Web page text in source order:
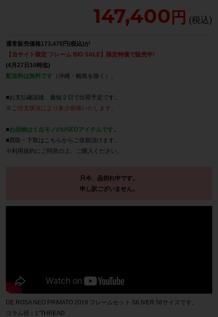
147,400
通常販売価格173,470円(税込)が
【当サイト限定 フレーム BIG SALE】限定特価で販売中!
(4月27日10時迄)
配送料は無料です （沖縄・離島を除く）。
■お支払確認後、最短２日で出荷予定です。
※ ご注文状況により多少前後いたします。
■お品物は１点モノのUSEDアイテムです。
■買取・下取は こちら からご依頼頂けます。
※ 利用規約にご同意の上、ご購入ください。
只今、品切れ中です。
申し訳ございません。
DE ROSA NEO PRIMATO 2019 フレームセット SILIVER 56サイズです。
コラム径：1"THREAD